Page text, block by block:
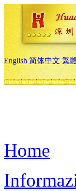
English 简体中文 繁
Home